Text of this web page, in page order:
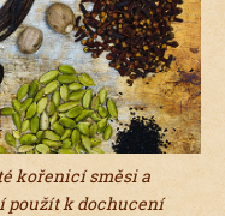
kořenicí směsi a
použít k dochucení